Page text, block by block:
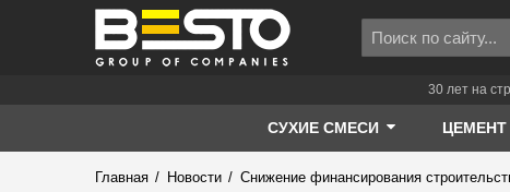
30 лет на
СУХИЕ СМЕСИ ЦЕМЕНТ
Главная / Новости / Снижение финансирования